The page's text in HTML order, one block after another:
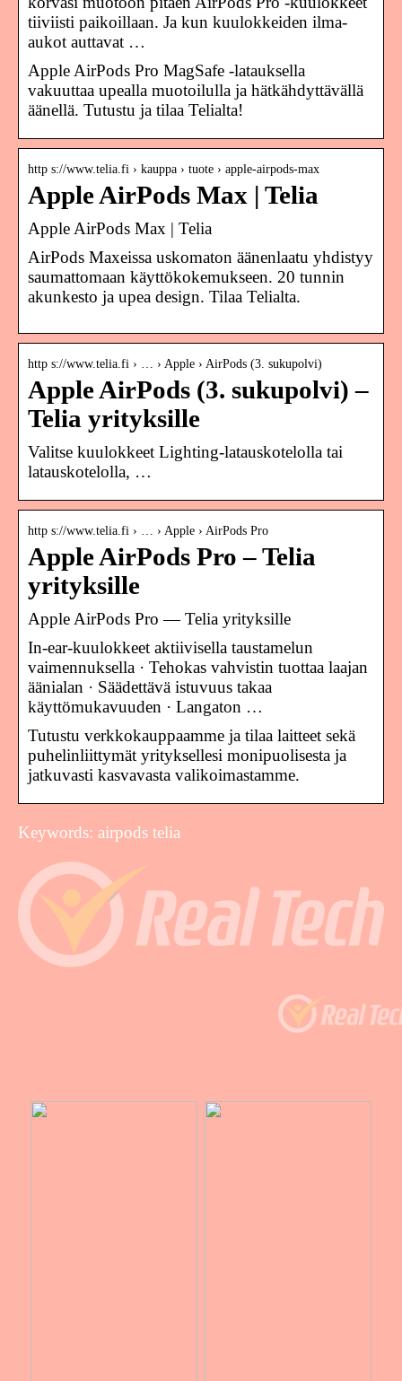
tiiviisti paikoillaan. Ja kun kuulokkeiden ilma-
aukot auttavat …
Apple AirPods Pro MagSafe -latauksella
vakuuttaa upealla muotoilulla ja hätkähdyttävällä
äänellä. Tutustu ja tilaa Telialta!
http s://www.telia.fi › kauppa › tuote › apple-airpods-max
Apple AirPods Max | Telia
Apple AirPods Max | Telia
AirPods Maxeissa uskomaton äänenlaatu yhdistyy
saumattomaan käyttökokemukseen. 20 tunnin
akunkesto ja upea design. Tilaa Telialta.
http s://www.telia.fi › … › Apple › AirPods (3. sukupolvi)
Apple AirPods (3. sukupolvi) –
Telia yrityksille
Valitse kuulokkeet Lighting-latauskotelolla tai
latauskotelolla, …
http s://www.telia.fi › … › Apple › AirPods Pro
Apple AirPods Pro – Telia
yrityksille
Apple AirPods Pro — Telia yrityksille
In-ear-kuulokkeet aktiivisella taustamelun
vaimennuksella · Tehokas vahvistin tuottaa laajan
äänialan · Säädettävä istuvuus takaa
käyttömukavuuden · Langaton …
Tutustu verkkokauppaamme ja tilaa laitteet sekä
puhelinliittymät yrityksellesi monipuolisesta ja
jatkuvasti kasvavasta valikoimastamme.
Keywords: airpods telia